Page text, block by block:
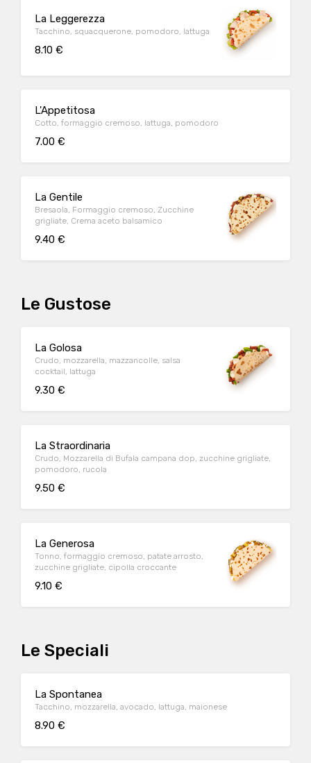
La Leggerezza
Tacchino, squacquerone, pomodoro, lattuga
8.10 €
L'Appetitosa
Cotto, formaggio cremoso, lattuga, pomodoro
7.00 €
La Gentile
Bresaola, Formaggio cremoso, Zucchine
grigliate, Crema aceto balsamico
9.40 €
Le Gustose
La Golosa
Crudo, mozzarella, mazzancolle, salsa
cocktail, lattuga
9.30 €
La Straordinaria
Crudo, Mozzarella di Bufala campana dop, zucchine grigliate,
pomodoro, rucola
9.50 €
La Generosa
Tonno, formaggio cremoso, patate arrosto,
zucchine grigliate, cipolla croccante
9.10 €
Le Speciali
La Spontanea
Tacchino, mozzarella, avocado, lattuga, maionese
8.90 €